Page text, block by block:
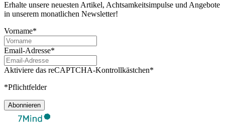
Erhalte unsere neuesten Artikel, Achtsamkeitsimpulse und Angebote
in unserem monatlichen Newsletter!
Vorname*
Email-Adresse*
Aktiviere das reCAPTCHA-Kontrollkästchen*
*Pflichtfelder
Abonnieren